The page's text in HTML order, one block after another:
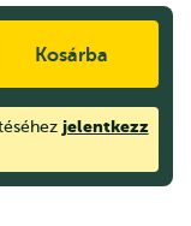
Kosárba
jelentkezz